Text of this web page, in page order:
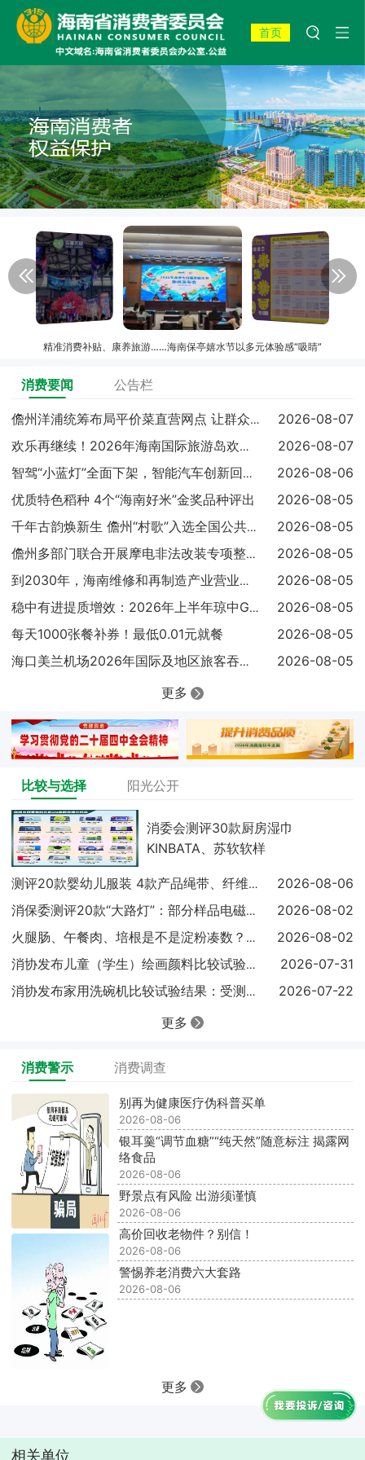
首页
精准消费补贴、康养旅游……海南保亭嬉水节以多元体验感“吸睛”
消费要闻 公告栏
儋州洋浦统筹布局平价菜直营网点 让群众吃上实惠放心菜 2026-08-07
欢乐再继续！2026年海南国际旅游岛欢乐节调声狂欢嘉年华亮点 2026-08-07
智驾“小蓝灯”全面下架，智能汽车创新回归安全本质
2026-08-06
优质特色稻种 4个“海南好米”金奖品种评出
2026-08-05
千年古韵焕新生 儋州“村歌”入选全国公共文化服务高质量发展典 2026-08-05
儋州多部门联合开展摩电非法改装专项整治 查扣涉案车辆25辆 2026-08-05
到2030年，海南维修和再制造产业营业收入达到300亿元 2026-08-05
稳中有进提质增效：2026年上半年琼中GDP同比增长4.1%
2026-08-05
每天1000张餐补券！最低0.01元就餐
2026-08-05
海口美兰机场2026年国际及地区旅客吞吐量已超过100万人次
2026-08-05
更多
比较与选择 阳光公开
消委会测评30款厨房湿巾
KINBATA、苏软软样
测评20款婴幼儿服装 4款产品绳带、纤维含量不达标 2026-08-06
消保委测评20款“大路灯”：部分样品电磁兼容未达标 2026-08-02
火腿肠、午餐肉、培根是不是淀粉凑数？实测结果出炉 2026-08-02
消协发布儿童（学生）绘画颜料比较试验结果显示：18 2026-07-31
消协发布家用洗碗机比较试验结果：受测样品基础性能表
2026-07-22
更多
消费警示 消费调查
别再为健康医疗伪科普买单
2026-08-06
银耳羹“调节血糖”“纯天然”随意标注 揭露网
络食品
2026-08-06
野景点有风险 出游须谨慎
2026-08-06
高价回收老物件？别信！
2026-08-06
警惕养老消费六大套路
2026-08-06
更多
相关单位